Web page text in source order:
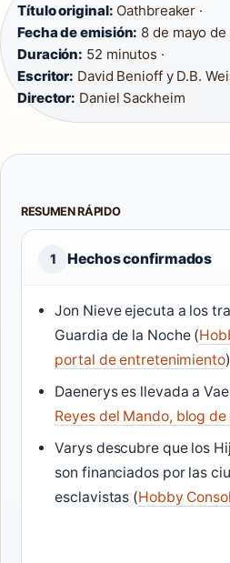
Título original: Oathbreaker ·
Fecha de emisión: 8 de mayo de
Duración: 52 minutos ·
Escritor: David Benioff y D.B.
Director: Daniel Sackheim
RESUMEN RÁPIDO
1 Hechos confirmados
Jon Nieve ejecuta a los
Guardia de la Noche (
portal de entretenimiento)
Daenerys es llevada a
Reyes del Mando, blog de
Varys descubre que los
son financiados por las
esclavistas (Hobby